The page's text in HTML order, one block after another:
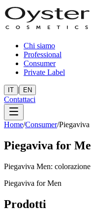
Chi siamo
Professional
Consumer
Private Label
IT | EN
Contattaci
Home/Consumer/
Piegaviva for
Piegaviva Men:
Piegaviva for Men
Prodotti